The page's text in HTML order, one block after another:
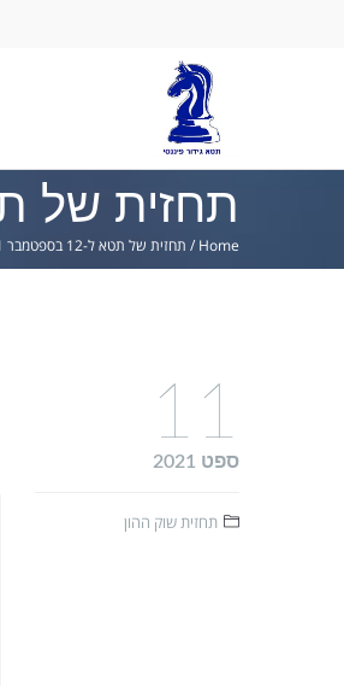
תחזית של תטא ל-12
Home
/ תחזית של תטא ל-12 בספטמבר 2021
11
ספט 2021
תחזית שוק ההון